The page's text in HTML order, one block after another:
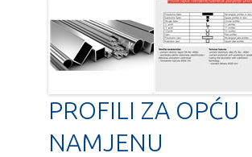
PROFILI ZA OPĆU
NAMJENU